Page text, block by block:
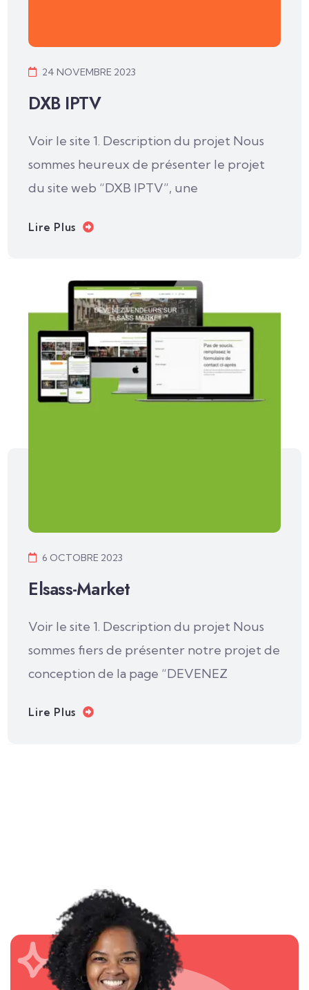
24 NOVEMBRE 2023
DXB IPTV
Voir le site 1. Description du projet Nous
sommes heureux de présenter le projet
du site web “DXB IPTV”, une
Lire Plus
6 OCTOBRE 2023
Elsass-Market
Voir le site 1. Description du projet Nous
sommes fiers de présenter notre projet de
conception de la page “DEVENEZ
Lire Plus